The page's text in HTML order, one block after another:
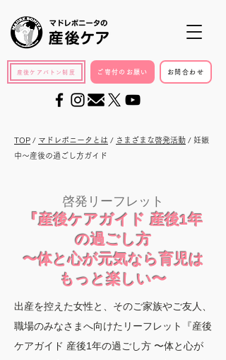
産後ケアバトン制度 ご寄付のお願い お問合わせ
TOP / マドレボニータとは / さまざまな啓発活動 / 妊娠
中〜産後の過ごし方ガイド
啓発リーフレット
『産後ケアガイド 産後1年
の過ごし方
〜体と心が元気なら育児は
もっと楽しい〜
出産を控えた女性と、そのご家族やご友人、
職場のみなさまへ向けたリーフレット『産後
ケアガイド 産後1年の過ごし方 〜体と心が